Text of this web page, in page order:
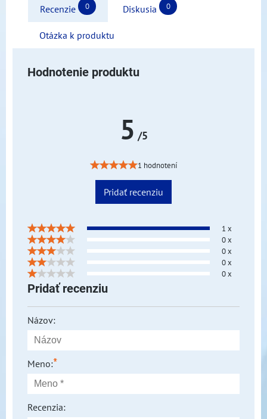
Recenzie 0 Diskusia 0
Otázka k produktu
Hodnotenie produktu
5 /5
1 hodnotení
Pridať recenziu
1 x
0 x
0 x
0 x
0 x
Pridať recenziu
Názov:
Meno:*
Recenzia: